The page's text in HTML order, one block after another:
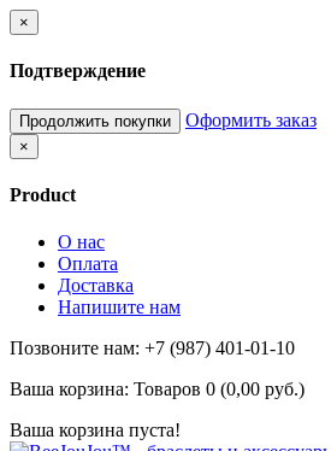
×
Подтверждение
Продолжить покупки Оформить заказ
×
Product
О нас
Оплата
Доставка
Напишите нам
Позвоните нам: +7 (987) 401-01-10
Ваша корзина: Товаров 0 (0,00 руб.)
Ваша корзина пуста!